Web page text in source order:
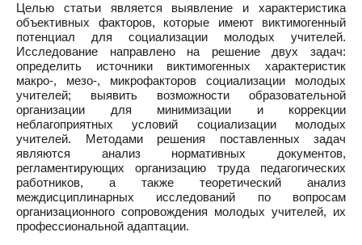
Целью статьи является выявление и характеристика
объективных факторов, которые имеют виктимогенный
потенциал для социализации молодых учителей.
Исследование направлено на решение двух задач:
определить источники виктимогенных характеристик
макро-, мезо-, микрофакторов социализации молодых
учителей; выявить возможности образовательной
организации для минимизации и коррекции
неблагоприятных условий социализации молодых
учителей. Методами решения поставленных задач
являются анализ нормативных документов,
регламентирующих организацию труда педагогических
работников, а также теоретический анализ
междисциплинарных исследований по вопросам
организационного сопровождения молодых учителей, их
профессиональной адаптации.